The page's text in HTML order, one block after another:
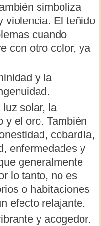
simboliza
violencia. El teñido
cuando
con otro color, ya
y la
luz solar, la
y el oro. También
cobardía,
enfermedades y
generalmente
lo tanto, no es
o habitaciones
efecto relajante.
y acogedor.